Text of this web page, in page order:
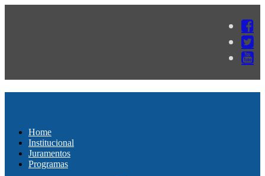
Home
Institucional
Juramentos
Programas